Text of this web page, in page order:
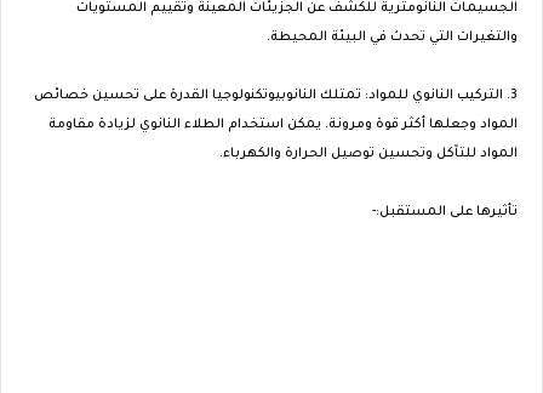
الجسيمات النانومترية للكشف عن الجزيئات المعينة وتقييم المستويات
والتغيرات التي تحدث في البيئة المحيطة.
3. التركيب النانوي للمواد: تمتلك النانوبيوتكنولوجيا القدرة على تحسين خصائص
المواد وجعلها أكثر قوة ومرونة. يمكن استخدام الطلاء النانوي لزيادة مقاومة
المواد للتآكل وتحسين توصيل الحرارة والكهرباء.
تأثيرها على المستقبل:-